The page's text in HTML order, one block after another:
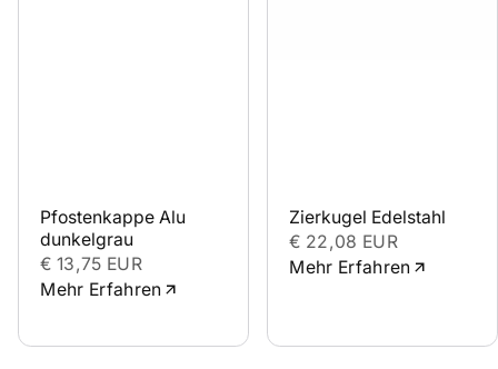
Pfostenkappe Alu
dunkelgrau
€ 13,75 EUR
Mehr Erfahren
Zierkugel Edelstahl
€ 22,08 EUR
Mehr Erfahren